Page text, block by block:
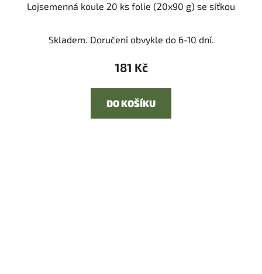
Lojsemenná koule 20 ks folie (20x90 g) se síťkou
Skladem. Doručení obvykle do 6-10 dní.
181 Kč
DO KOŠÍKU